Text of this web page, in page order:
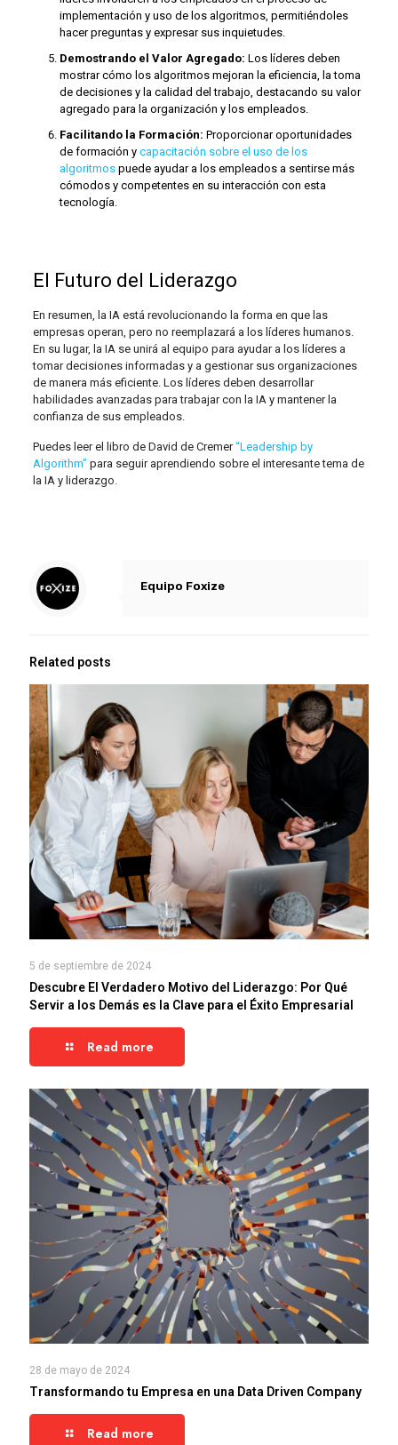
implementación y uso de los algoritmos, permitiéndoles
hacer preguntas y expresar sus inquietudes.
Demostrando el Valor Agregado: Los líderes deben
mostrar cómo los algoritmos mejoran la eficiencia, la toma
de decisiones y la calidad del trabajo, destacando su valor
agregado para la organización y los empleados.
Facilitando la Formación: Proporcionar oportunidades
de formación y capacitación sobre el uso de los
algoritmospuede ayudar a los empleados a sentirse más
cómodos y competentes en su interacción con esta
tecnología.
El Futuro del Liderazgo
En resumen, la IA está revolucionando la forma en que las
empresas operan, pero no reemplazará a los líderes humanos.
En su lugar, la IA se unirá al equipo para ayudar a los líderes a
tomar decisiones informadas y a gestionar sus organizaciones
de manera más eficiente. Los líderes deben desarrollar
habilidades avanzadas para trabajar con la IA y mantener la
confianza de sus empleados.
Puedes leer el libro de David de Cremer“Leadership by
Algorithm” para seguir aprendiendo sobre el interesante tema de
la IA y liderazgo.
Equipo Foxize
Related posts
5 de septiembre de 2024
Descubre El Verdadero Motivo del Liderazgo: Por Qué
Servir a los Demás es la Clave para el Éxito Empresarial
Read more
28 de mayo de 2024
Transformando tu Empresa en una Data Driven Company
Read more